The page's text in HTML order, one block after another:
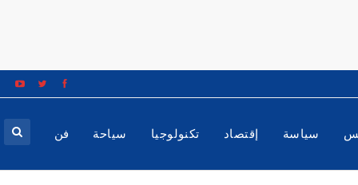
سياسة إقتصاد تكنولوجيا سياحة فن